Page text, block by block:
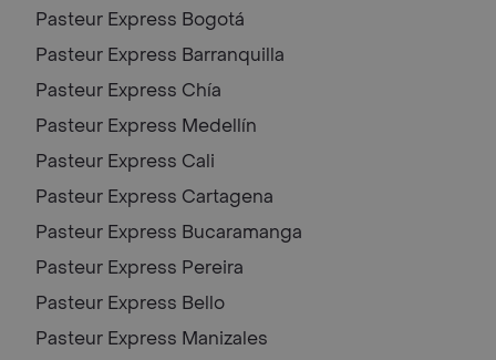
Pasteur Express Bogotá
Pasteur Express Barranquilla
Pasteur Express Chía
Pasteur Express Medellín
Pasteur Express Cali
Pasteur Express Cartagena
Pasteur Express Bucaramanga
Pasteur Express Pereira
Pasteur Express Bello
Pasteur Express Manizales